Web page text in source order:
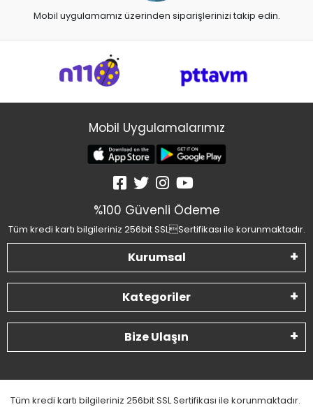
Mobil uygulamamız üzerinden siparişlerinizi takip edin.
Mobil Uygulamalarımız
%100 Güvenli Ödeme
Tüm kredi kartı bilgileriniz 256bit SSLSertifikası ile korunmaktadır.
Kurumsal
Kategoriler
Bize Ulaşın
Tüm kredi kartı bilgileriniz 256bit SSL Sertifikası ile korunmaktadır.